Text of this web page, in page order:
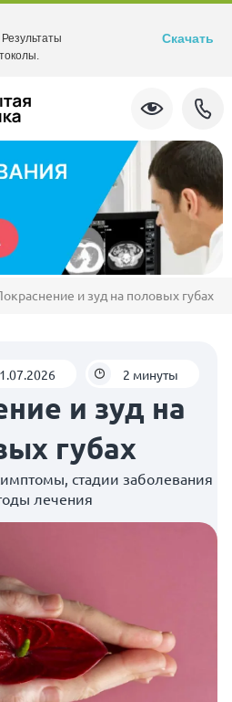
и зуд на половых губах
2 минуты
и зуд на
губах
стадии заболевания
лечения
Скачать